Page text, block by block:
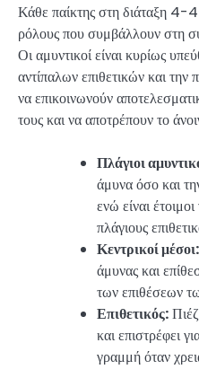
Κάθε παίκτης στη διάταξη 4-
ρόλους που συμβάλλουν στη
Οι αμυντικοί είναι κυρίως
αντίπαλων επιθετικών και
να επικοινωνούν
τους και να αποτρέπουν το
Πλάγιοι
άμυνα όσο και
ενώ είναι
πλάγιους
Κεντρικοί μέσοι:
άμυνας και
των επιθέσεων
Επιθετικός:
και επιστρέφει
γραμμή όταν